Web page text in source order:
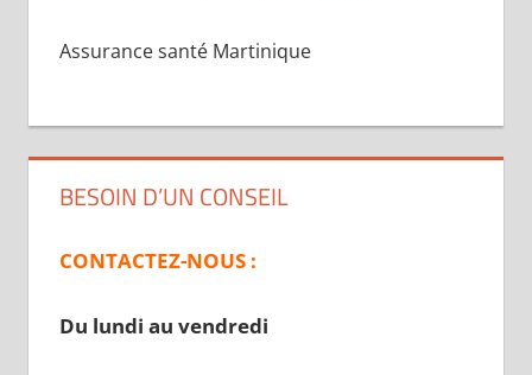
Assurance santé Martinique
BESOIN D’UN CONSEIL
CONTACTEZ-NOUS :
Du lundi au vendredi